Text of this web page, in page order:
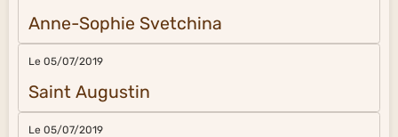
Anne-Sophie Svetchina
Le 05/07/2019
Saint Augustin
Le 05/07/2019